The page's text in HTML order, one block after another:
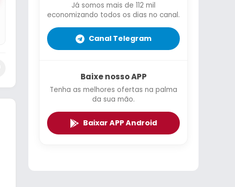
Já somos mais de 112 mil
economizando todos os dias no canal.
Canal Telegram
Baixe nosso APP
Tenha as melhores ofertas na palma
da sua mão.
Baixar APP Android